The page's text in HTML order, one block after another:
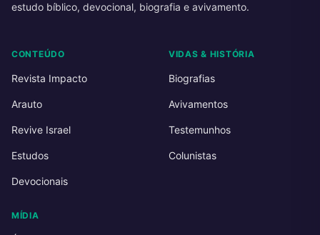
estudo bíblico, devocional, biografia e avivamento.
CONTEÚDO
Revista Impacto
Arauto
Revive Israel
Estudos
Devocionais
VIDAS & HISTÓRIA
Biografias
Avivamentos
Testemunhos
Colunistas
MÍDIA